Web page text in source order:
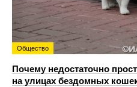
Общество
Почему недостаточно
на улицах бездомных